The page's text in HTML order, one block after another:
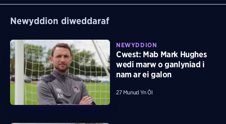
Newyddion diweddaraf
NEWYDDION
Cwest: Mab Mark Hughes
wedi marw o ganlyniad i
nam ar ei galon
27 Munud Yn Ôl